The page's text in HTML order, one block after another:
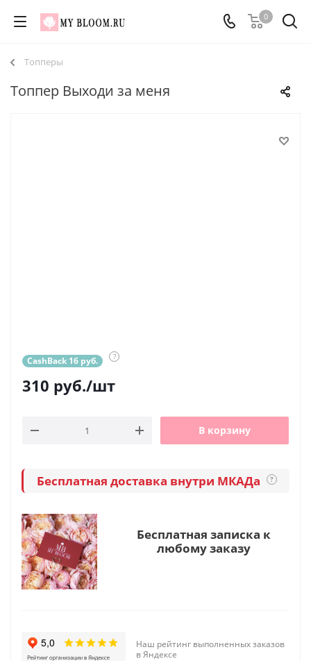
0
Топперы
Топпер Выходи за меня
CashBack 16 руб. ?
310 руб./шт
В корзину
Бесплатная доставка внутри МКАДа ?
Бесплатная записка к
любому заказу
Наш рейтинг выполненных заказов
в Яндексе